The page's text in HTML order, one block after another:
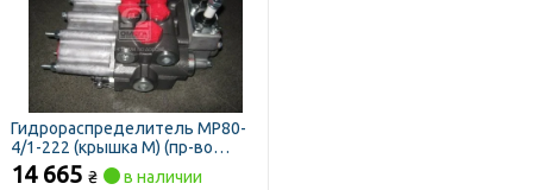
Гидрораспределитель МР80-
4/1-222 (крышка М) (пр-во
Гидросила-МЗТГ)
14 665 ₴ в наличии